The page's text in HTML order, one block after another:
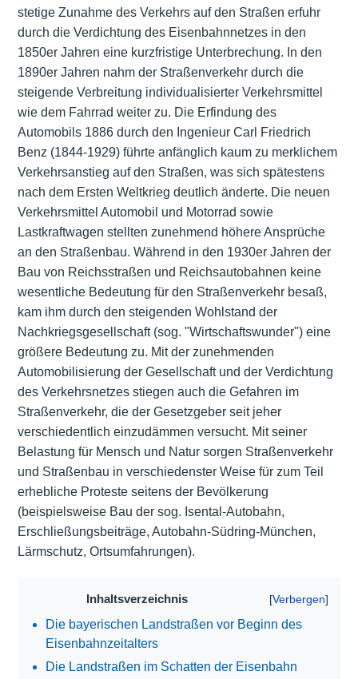
stetige Zunahme des Verkehrs auf den Straßen erfuhr
durch die Verdichtung des Eisenbahnnetzes in den
1850er Jahren eine kurzfristige Unterbrechung. In den
1890er Jahren nahm der Straßenverkehr durch die
steigende Verbreitung individualisierter Verkehrsmittel
wie dem Fahrrad weiter zu. Die Erfindung des
Automobils 1886 durch den Ingenieur Carl Friedrich
Benz (1844-1929) führte anfänglich kaum zu merklichem
Verkehrsanstieg auf den Straßen, was sich spätestens
nach dem Ersten Weltkrieg deutlich änderte. Die neuen
Verkehrsmittel Automobil und Motorrad sowie
Lastkraftwagen stellten zunehmend höhere Ansprüche
an den Straßenbau. Während in den 1930er Jahren der
Bau von Reichsstraßen und Reichsautobahnen keine
wesentliche Bedeutung für den Straßenverkehr besaß,
kam ihm durch den steigenden Wohlstand der
Nachkriegsgesellschaft (sog. "Wirtschaftswunder") eine
größere Bedeutung zu. Mit der zunehmenden
Automobilisierung der Gesellschaft und der Verdichtung
des Verkehrsnetzes stiegen auch die Gefahren im
Straßenverkehr, die der Gesetzgeber seit jeher
verschiedentlich einzudämmen versucht. Mit seiner
Belastung für Mensch und Natur sorgen Straßenverkehr
und Straßenbau in verschiedenster Weise für zum Teil
erhebliche Proteste seitens der Bevölkerung
(beispielsweise Bau der sog. Isental-Autobahn,
Erschließungsbeiträge, Autobahn-Südring-München,
Lärmschutz, Ortsumfahrungen).
Inhaltsverzeichnis
Die bayerischen Landstraßen vor Beginn des
Eisenbahnzeitalters
Die Landstraßen im Schatten der Eisenbahn